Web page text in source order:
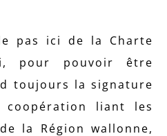
pas ici de la Charte
pour pouvoir être
toujours la signature
coopération liant les
la Région wallonne,